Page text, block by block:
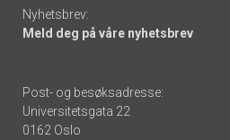
Nyhetsbrev:
Meld deg på våre nyhetsbrev
Post- og besøksadresse:
Universitetsgata 22
0162 Oslo